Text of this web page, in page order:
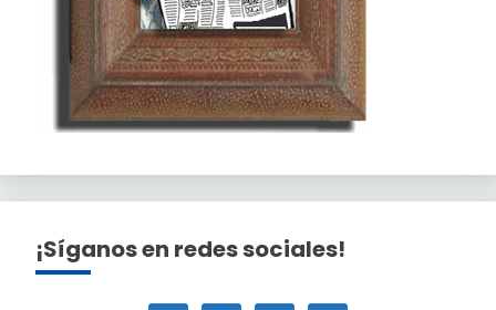
¡Síganos en redes sociales!